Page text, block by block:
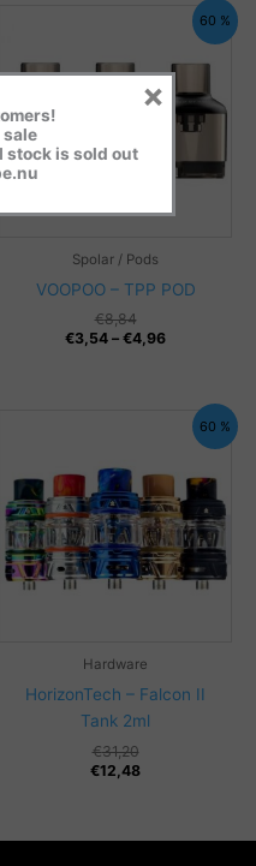
60 %
Spolar / Pods
VOOPOO – TPP POD
€8,84
€3,54 – €4,96Prisintervall:
60 %
Hardware
HorizonTech – Falcon II
Tank 2ml
€31,20
€12,48
stock is sold out
×